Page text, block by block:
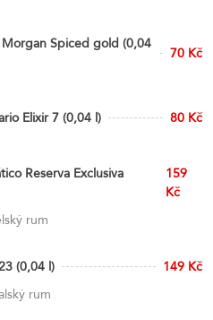
Spiced gold (0,04
70 Kč
Elixir 7 (0,04 l) 80 Kč
Reserva Exclusiva
159
Kč
rum
(0,04 l)
149 Kč
rum